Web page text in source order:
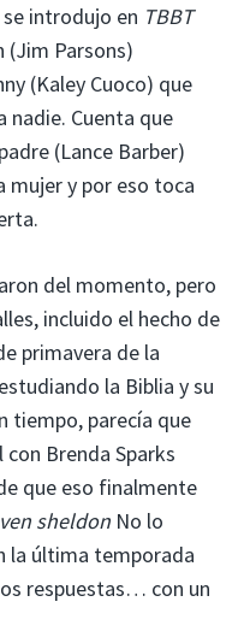
introdujo en TBBT
(Jim Parsons)
(Kaley Cuoco) que
nadie. Cuenta que
(Lance Barber)
mujer y por eso toca
del momento, pero
incluido el hecho de
primavera de la
la Biblia y su
tiempo, parecía que
Brenda Sparks
que eso finalmente
sheldon No lo
la última temporada
respuestas… con un